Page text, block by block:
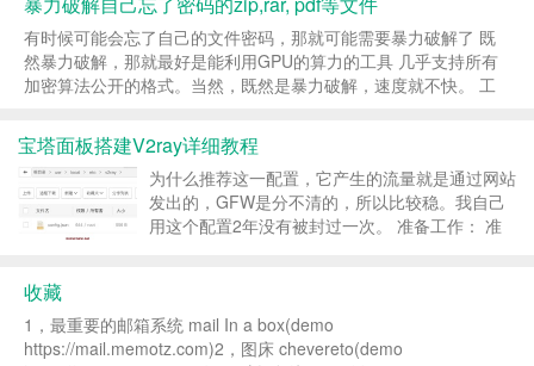
有时候可能会忘了自己的文件密码，那就可能需要暴力破解了 既
然暴力破解，那就最好是能利用GPU的算力的工具 几乎支持所有
加密算法公开的格式。当然，既然是暴力破解，速度就不快。 工
宝塔面板搭建V2ray详细教程
为什么推荐这一配置，它产生的流量就是通过网站
发出的，GFW是分不清的，所以比较稳。我自己
用这个配置2年没有被封过一次。 准备工作： 准
收藏
1，最重要的邮箱系统 mail In a box(demo
https://mail.memotz.com)2，图床 chevereto(demo